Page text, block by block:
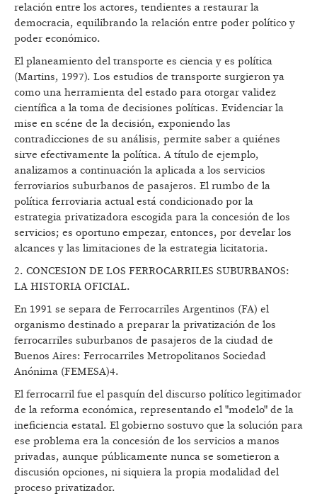
relación entre los actores, tendientes a restaurar la
democracia, equilibrando la relación entre poder político y
poder económico.
El planeamiento del transporte es ciencia y es política
(Martins, 1997). Los estudios de transporte surgieron ya
como una herramienta del estado para otorgar validez
científica a la toma de decisiones políticas. Evidenciar la
mise en scéne de la decisión, exponiendo las
contradicciones de su análisis, permite saber a quiénes
sirve efectivamente la política. A título de ejemplo,
analizamos a continuación la aplicada a los servicios
ferroviarios suburbanos de pasajeros. El rumbo de la
política ferroviaria actual está condicionado por la
estrategia privatizadora escogida para la concesión de los
servicios; es oportuno empezar, entonces, por develar los
alcances y las limitaciones de la estrategia licitatoria.
2. CONCESION DE LOS FERROCARRILES SUBURBANOS:
LA HISTORIA OFICIAL.
En 1991 se separa de Ferrocarriles Argentinos (FA) el
organismo destinado a preparar la privatización de los
ferrocarriles suburbanos de pasajeros de la ciudad de
Buenos Aires: Ferrocarriles Metropolitanos Sociedad
Anónima (FEMESA)4.
El ferrocarril fue el pasquín del discurso político legitimador
de la reforma económica, representando el "modelo" de la
ineficiencia estatal. El gobierno sostuvo que la solución para
ese problema era la concesión de los servicios a manos
privadas, aunque públicamente nunca se sometieron a
discusión opciones, ni siquiera la propia modalidad del
proceso privatizador.